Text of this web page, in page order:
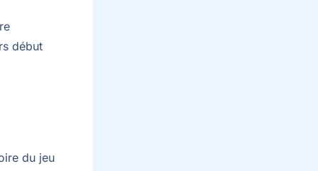
début
du jeu